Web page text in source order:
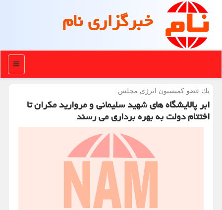
خبرگزاری نام
منو
یك عضو كمیسیون انرژی مجلس:
ابر پالایشگاه های شهید سلیمانی و مروارید مکران تا
اختتام دولت به بهره برداری می رسند